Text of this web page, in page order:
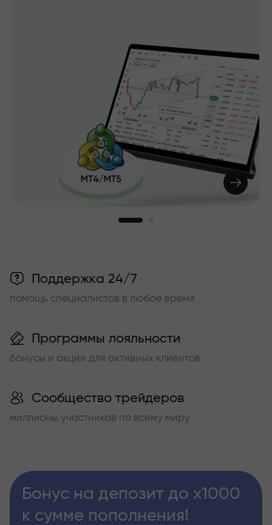
Поддержка 24/7
помощь специалистов в любое время
Программы лояльности
бонусы и акции для активных клиентов
Сообщество трейдеров
миллионы участников по всему миру
Бонус на депозит до х1000
к сумме пополнения!